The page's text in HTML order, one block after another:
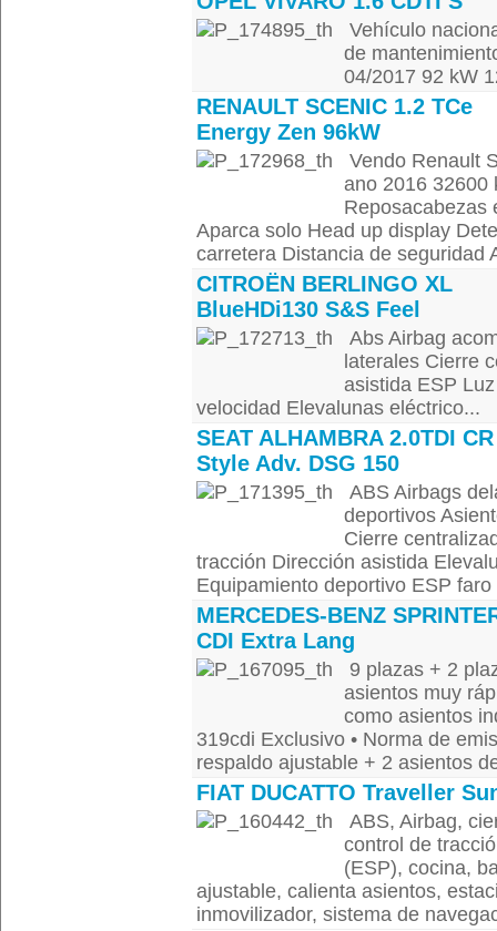
Vehículo
de
04/2017 92 kW
RENAULT SCENIC 1.2 TCe
Energy Zen 96kW
Vendo Renault
ano 2016 32600
Reposacabezas
Aparca solo Head up display
carretera Distancia de seguridad
CITROËN BERLINGO XL
BlueHDi130 S&S Feel
Abs Airbag
laterales Cierre
asistida ESP
velocidad Elevalunas eléctrico...
SEAT ALHAMBRA 2.0TDI
Style Adv. DSG 150
ABS Airbags
deportivos
Cierre
tracción Dirección asistida
Equipamiento deportivo ESP
MERCEDES-BENZ
CDI Extra Lang
9 plazas + 2
asientos muy
como asientos
319cdi Exclusivo • Norma de
respaldo ajustable + 2 asientos
FIAT DUCATTO Traveller
ABS, Airbag,
control de
(ESP), cocina,
ajustable, calienta asientos,
inmovilizador, sistema de